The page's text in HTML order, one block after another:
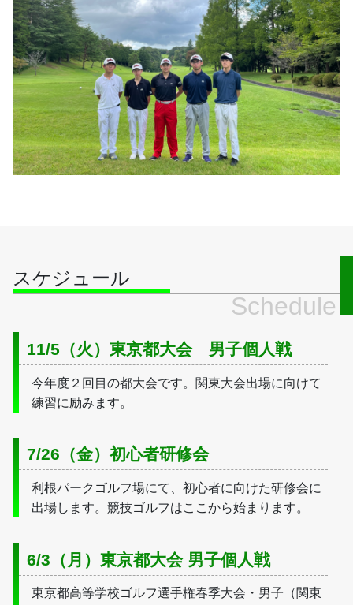
スケジュール
Schedule
11/5（火）東京都大会　男子個人戦
今年度２回目の都大会です。関東大会出場に向けて
練習に励みます。
7/26（金）初心者研修会
利根パークゴルフ場にて、初心者に向けた研修会に
出場します。競技ゴルフはここから始まります。
6/3（月）東京都大会 男子個人戦
東京都高等学校ゴルフ選手権春季大会・男子（関東